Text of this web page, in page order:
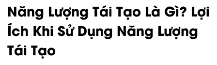
Năng Lượng Tái Tạo Là Gì? Lợi
Ích Khi Sử Dụng Năng Lượng
Tái Tạo